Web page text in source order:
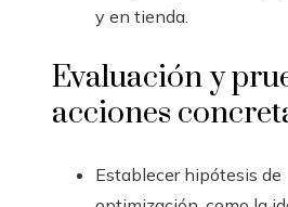
y en tienda.
Evaluación y
acciones
Establecer hipótesis de